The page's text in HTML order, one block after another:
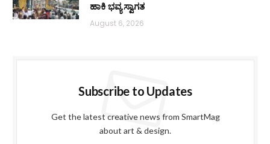
ಹಾಕಿ ಭವ್ಯ ಸ್ವಾಗತ
August 6, 2026
Subscribe to Updates
Get the latest creative news from SmartMag
about art & design.